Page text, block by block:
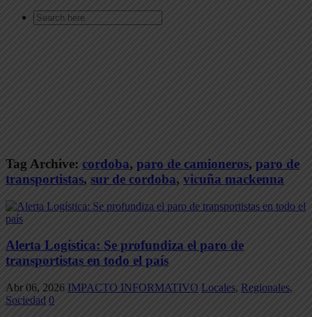
Search
for:
Tag Archive: cordoba, paro de camioneros, paro de
transportistas, sur de cordoba, vicuña mackenna
Alerta Logística: Se profundiza el paro de
transportistas en todo el país
Abr 06, 2026 IMPACTO INFORMATIVO Locales, Regionales,
Sociedad 0